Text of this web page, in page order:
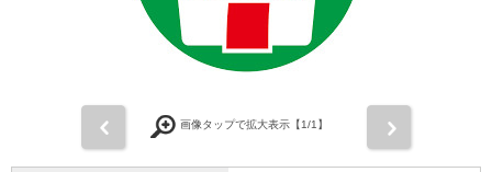
画像タップで拡大表示【1/1】